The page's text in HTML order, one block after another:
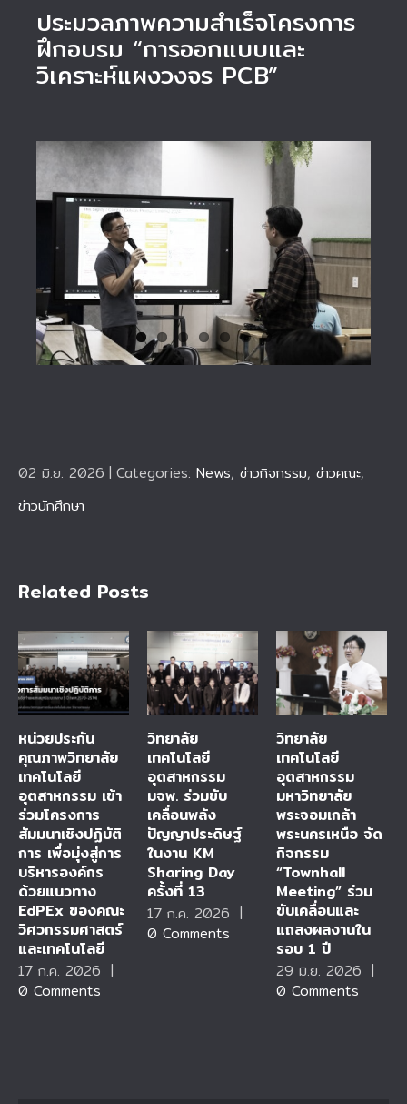
ประมวลภาพความสำเร็จโครงการ
ฝึกอบรม “การออกแบบและ
วิเคราะห์แผงวงจร PCB”
02 มิ.ย. 2026 | Categories: News, ข่าวกิจกรรม, ข่าวคณะ,
ข่าวนักศึกษา
Related Posts
หน่วยประกัน
คุณภาพวิทยาลัย
เทคโนโลยี
อุตสาหกรรม เข้า
ร่วมโครงการ
สัมมนาเชิงปฏิบัติ
การ เพื่อมุ่งสู่การ
บริหารองค์กร
ด้วยแนวทาง
EdPEx ของคณะ
วิศวกรรมศาสตร์
และเทคโนโลยี
17 ก.ค. 2026 |
0 Comments
วิทยาลัย
เทคโนโลยี
อุตสาหกรรม
มจพ. ร่วมขับ
เคลื่อนพลัง
ปัญญาประดิษฐ์
ในงาน KM
Sharing Day
ครั้งที่ 13
17 ก.ค. 2026 |
0 Comments
วิทยาลัย
เทคโนโลยี
อุตสาหกรรม
มหาวิทยาลัย
พระจอมเกล้า
พระนครเหนือ จัด
กิจกรรม
“Townhall
Meeting” ร่วม
ขับเคลื่อนและ
แถลงผลงานใน
รอบ 1 ปี
29 มิ.ย. 2026 |
0 Comments